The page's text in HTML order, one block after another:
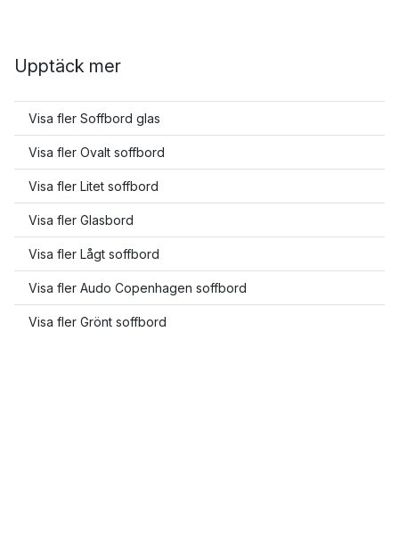
Upptäck mer
Visa fler Soffbord glas
Visa fler Ovalt soffbord
Visa fler Litet soffbord
Visa fler Glasbord
Visa fler Lågt soffbord
Visa fler Audo Copenhagen soffbord
Visa fler Grönt soffbord